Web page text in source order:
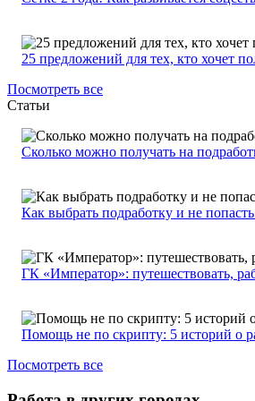
25 предложений для тех, кто хочет
Посмотреть все
Статьи
Сколько можно получать на
Как выбрать подработку и не
ГК «Император»: путешествовать,
Помощь не по скрипту: 5 историй о
Посмотреть все